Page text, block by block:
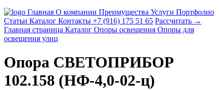
Главная О компании Преимущества Услуги Портфолио
Статьи Каталог Контакты +7 (916) 175 51 65 Рассчитать →
Главная страница Каталог Опоры освещения Опоры для
освещения улиц
Опора СВЕТОПРИБОР
102.158 (НФ-4,0-02-ц)